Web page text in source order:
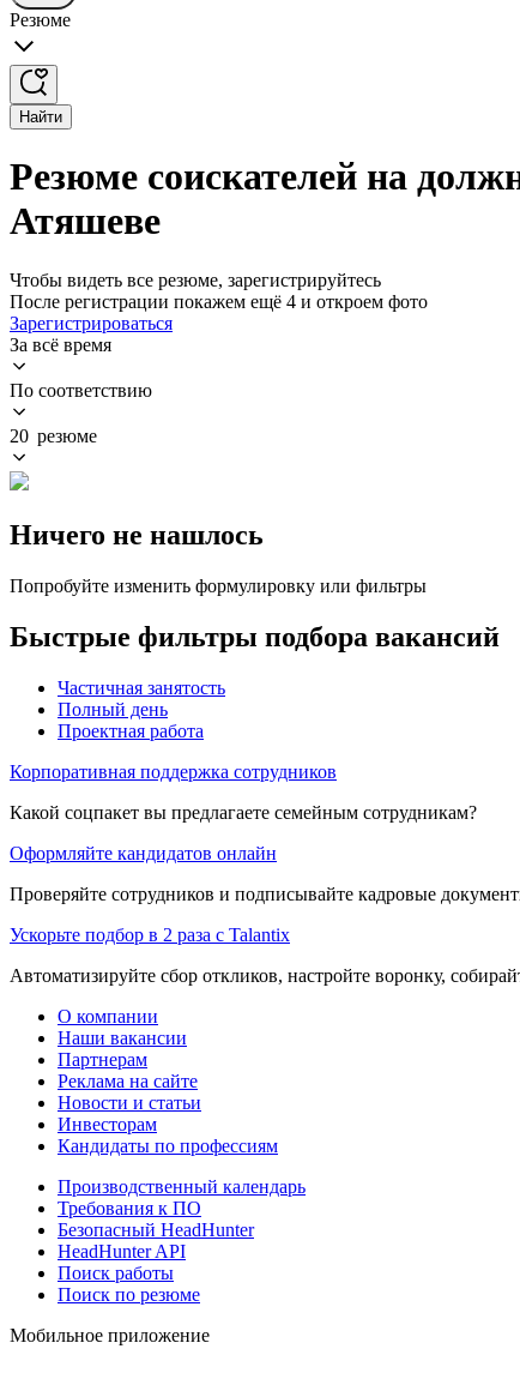
Резюме
Найти
Резюме соискателей на
Атяшеве
Чтобы видеть все резюме, зарегистрируйтесь
После регистрации покажем ещё 4 и откроем фото
Зарегистрироваться
За всё время
По соответствию
20 резюме
Ничего не нашлось
Попробуйте изменить формулировку или фильтры
Быстрые фильтры подбора вакансий
Частичная занятость
Полный день
Проектная работа
Корпоративная поддержка сотрудников
Какой соцпакет вы предлагаете семейным сотрудникам?
Оформляйте кандидатов онлайн
Проверяйте сотрудников и подписывайте кадровые
Ускорьте подбор в 2 раза с Talantix
Автоматизируйте сбор откликов, настройте воронку,
О компании
Наши вакансии
Партнерам
Реклама на сайте
Новости и статьи
Инвесторам
Кандидаты по профессиям
Производственный календарь
Требования к ПО
Безопасный HeadHunter
HeadHunter API
Поиск работы
Поиск по резюме
Мобильное приложение